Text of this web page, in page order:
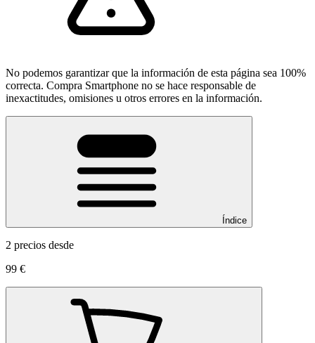
No podemos garantizar que la información de esta página sea 100%
correcta. Compra Smartphone no se hace responsable de
inexactitudes, omisiones u otros errores en la información.
Índice
2 precios desde
99 €